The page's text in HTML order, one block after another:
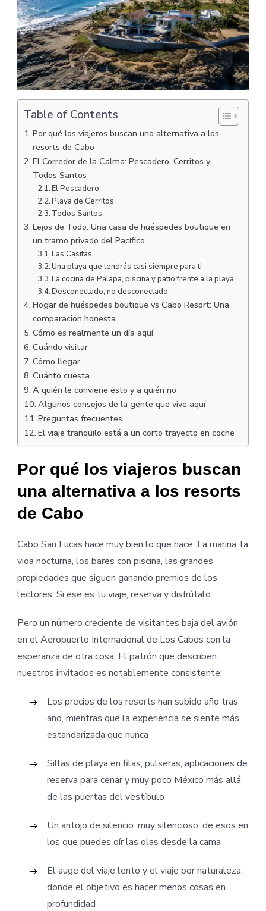
Table of Contents
Por qué los viajeros buscan una alternativa a los
resorts de Cabo
El Corredor de la Calma: Pescadero, Cerritos y
Todos Santos
El Pescadero
Playa de Cerritos
Todos Santos
Lejos de Todo: Una casa de huéspedes boutique en
un tramo privado del Pacífico
Las Casitas
Una playa que tendrás casi siempre para ti
La cocina de Palapa, piscina y patio frente a la playa
Desconectado, no desconectado
Hogar de huéspedes boutique vs Cabo Resort: Una
comparación honesta
Cómo es realmente un día aquí
Cuándo visitar
Cómo llegar
Cuánto cuesta
A quién le conviene esto y a quién no
Algunos consejos de la gente que vive aquí
Preguntas frecuentes
El viaje tranquilo está a un corto trayecto en coche
Por qué los viajeros buscan
una alternativa a los resorts
de Cabo
Cabo San Lucas hace muy bien lo que hace. La marina, la
vida nocturna, los bares con piscina, las grandes
propiedades que siguen ganando premios de los
lectores. Si ese es tu viaje, reserva y disfrútalo.
Pero un número creciente de visitantes baja del avión
en el Aeropuerto Internacional de Los Cabos con la
esperanza de otra cosa. El patrón que describen
nuestros invitados es notablemente consistente:
Los precios de los resorts han subido año tras
año, mientras que la experiencia se siente más
estandarizada que nunca
Sillas de playa en filas, pulseras, aplicaciones de
reserva para cenar y muy poco México más allá
de las puertas del vestíbulo
Un antojo de silencio: muy silencioso, de esos en
los que puedes oír las olas desde la cama
El auge del viaje lento y el viaje por naturaleza,
donde el objetivo es hacer menos cosas en
profundidad